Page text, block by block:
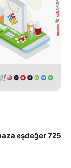
eşdeğer 725